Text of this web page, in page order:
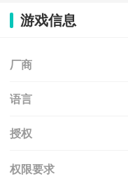
游戏信息
厂商
语言
授权
权限要求